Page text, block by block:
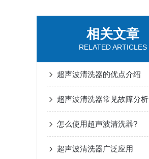
相关文章
RELATED ARTICLES
超声波清洗器的优点介绍
超声波清洗器常见故障分析
怎么使用超声波清洗器?
超声波清洗器广泛应用